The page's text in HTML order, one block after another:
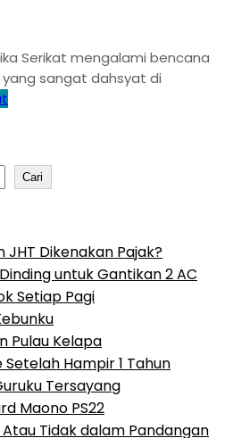
Serikat mengalami bencana
sangat dahsyat di
Cari
JHT Dikenakan Pajak?
untuk Gantikan 2 AC
Setiap Pagi
Pulau Kelapa
Hampir 1 Tahun
Tersayang
Maono PS22
Tidak dalam Pandangan